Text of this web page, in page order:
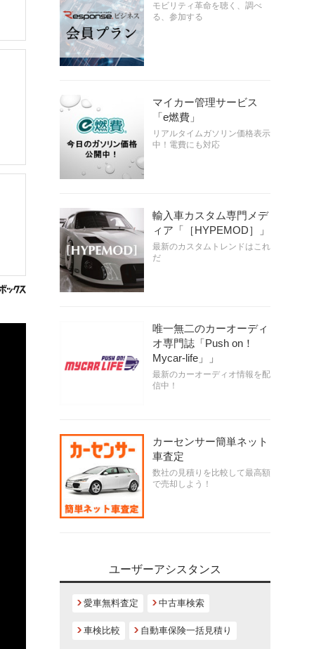
モビリティ革命を聴く、調べ
る、参加する
マイカー管理サービス
「e燃費」
リアルタイムガソリン価格表示
中！電費にも対応
輸入車カスタム専門メデ
ィア「［HYPEMOD］」
最新のカスタムトレンドはこれ
だ
唯一無二のカーオーディ
オ専門誌「Push on！
Mycar-life」」
最新のカーオーディオ情報を配
信中！
カーセンサー簡単ネット
車査定
数社の見積りを比較して最高額
で売却しよう！
ユーザーアシスタンス
愛車無料査定 中古車検索
車検比較 自動車保険一括見積り